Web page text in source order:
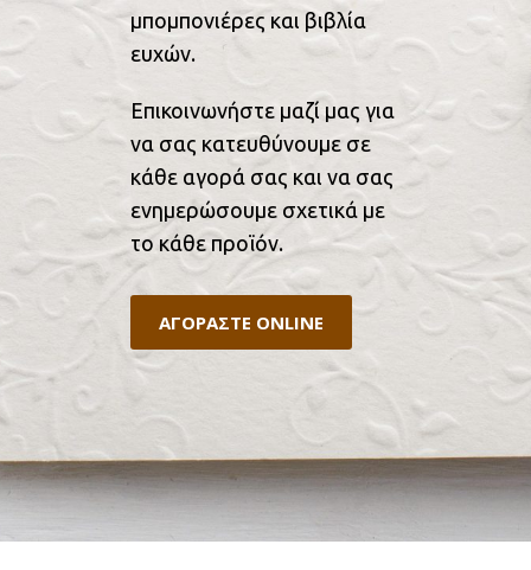
μπομπονιέρες και βιβλία
ευχών.
Επικοινωνήστε μαζί μας για
να σας κατευθύνουμε σε
κάθε αγορά σας και να σας
ενημερώσουμε σχετικά με
το κάθε προϊόν.
ΑΓΟΡΑΣΤΕ ONLINE